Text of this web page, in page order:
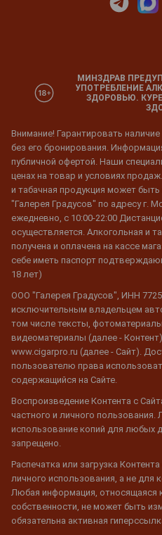
МИНЗДРАВ
УПОТРЕБЛЕНИЕ
ЗДОРОВЬЮ.
Внимание! Гарантировать
без его бронирования.
публичной офертой. Наши
ценах на товар и условиях
и табачная продукция может
"Галерея Градусов" по адресу г.
ежедневно, с 10:00-22:00
осуществляется. Алкогольная и
получена и оплачена на кассе
себе иметь паспорт
18 лет)
ООО "Галерея Градусов", ИНН
исключительным владельцем
том числе тексты,
видеоматериалы (далее -
www.cigarpro.ru (далее - Сайт).
пользователю права
содержащийся на Сайте.
Воспроизведение Контента с
частного и личного
использование копий для любых
запрещено.
Распечатка или загрузка
личного использования, а не для
Любая информация, относящаяся
собственности, не может быть
обязательна активная